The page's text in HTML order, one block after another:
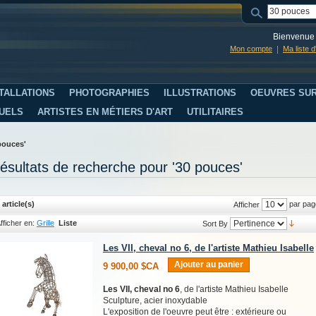
Mon compte Ma liste
PHOTOGRAPHIES ILLUSTRATIONS
OEUVRES
ARTISTES EN MÉTIERS D'ART UTILITAIRES
de recherche pour '30 pouces'
article(s) Afficher par
en: Grille Liste Sort By
Les VII, cheval no 6, de l'artiste Mathieu Isabelle
9 900,00 $CA
Ajouter au panier
Les VII, cheval no 6, de l'artiste Mathieu Isabelle
Sculpture, acier inoxydable
L'exposition de l'oeuvre peut être : extérieure ou